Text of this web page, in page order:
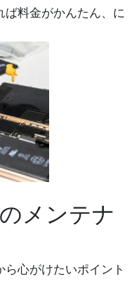
料金がかんたん、に
メンテナ
ら心がけたいポイント